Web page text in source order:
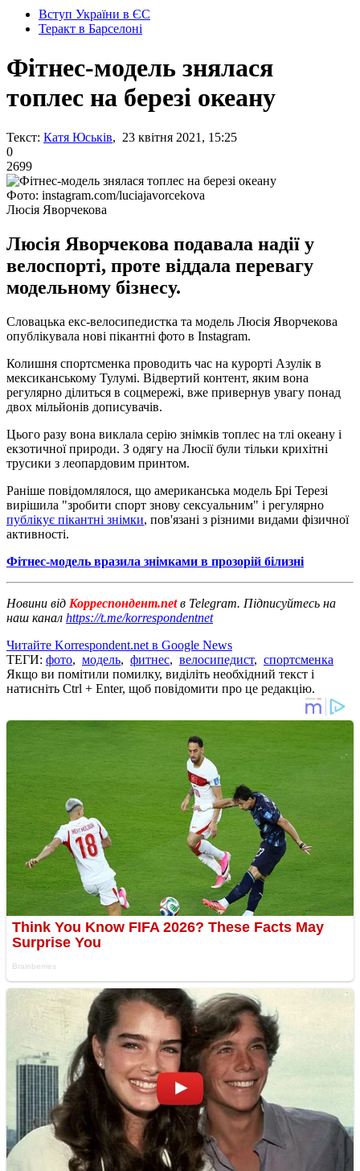
Вступ України в ЄС
Теракт в Барселоні
Фітнес-модель знялася
топлес на березі океану
Текст: Катя Юськів, 23 квітня 2021, 15:25
0
2699
Фото: instagram.com/luciajavorcekova
Люсія Яворчекова
Люсія Яворчекова подавала надії у
велоспорті, проте віддала перевагу
модельному бізнесу.
Словацька екс-велосипедистка та модель Люсія Яворчекова
опублікувала нові пікантні фото в Instagram.
Колишня спортсменка проводить час на курорті Азулік в
мексиканському Тулумі. Відвертий контент, яким вона
регулярно ділиться в соцмережі, вже привернув увагу понад
двох мільйонів дописувачів.
Цього разу вона виклала серію знімків топлес на тлі океану і
екзотичної природи. З одягу на Люсії були тільки крихітні
трусики з леопардовим принтом.
Раніше повідомлялося, що американська модель Брі Терезі
вирішила "зробити спорт знову сексуальним" і регулярно
публікує пікантні знімки, пов'язані з різними видами фізичної
активності.
Фітнес-модель вразила знімками в прозорій білизні
Новини від Корреспондент.netв Telegram. Підписуйтесь на
наш канал https://t.me/korrespondentnet
Читайте Korrespondent.net в Google News
ТЕГИ: фото, модель, фитнес, велосипедист, спортсменка
Якщо ви помітили помилку, виділіть необхідний текст і
натисніть Ctrl + Enter, щоб повідомити про це редакцію.